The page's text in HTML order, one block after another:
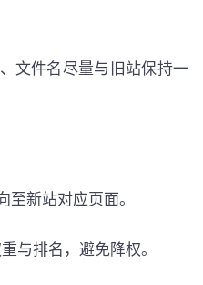
文件名尽量与旧站保持一
至新站对应页面。
与排名，避免降权。